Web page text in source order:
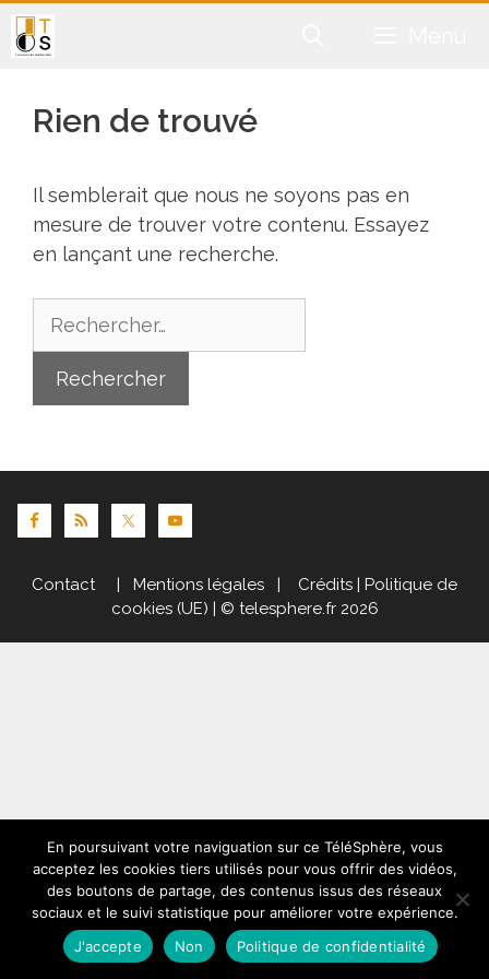
Aller
au
Rien de trouvé
Il semblerait que nous ne soyons pas en
mesure de trouver votre contenu. Essayez
en lançant une recherche.
Rechercher :
Contact| Mentions légales | Crédits | Politique de
cookies (UE) | © telesphere.fr 2026
En poursuivant votre naviguation sur ce TéléSphère, vous
acceptez les cookies tiers utilisés pour vous offrir des vidéos,
des boutons de partage, des contenus issus des réseaux
sociaux et le suivi statistique pour améliorer votre expérience.
J'accepte
Non Politique de confidentialité